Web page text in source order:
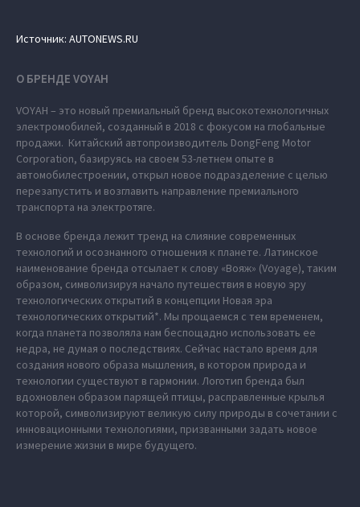
Источник: AUTONEWS.RU
О БРЕНДЕ VOYAH
VOYAH – это новый премиальный бренд высокотехнологичных
электромобилей, созданный в 2018 с фокусом на глобальные
продажи. Китайский автопроизводитель DongFeng Motor
Corporation, базируясь на своем 53-летнем опыте в
автомобилестроении, открыл новое подразделение с целью
перезапустить и возглавить направление премиального
транспорта на электротяге.
В основе бренда лежит тренд на слияние современных
технологий и осознанного отношения к планете. Латинское
наименование бренда отсылает к слову «Вояж» (Voyage), таким
образом, символизируя начало путешествия в новую эру
технологических открытий в концепции Новая эра
технологических открытий*. Мы прощаемся с тем временем,
когда планета позволяла нам беспощадно использовать ее
недра, не думая о последствиях. Сейчас настало время для
создания нового образа мышления, в котором природа и
технологии существуют в гармонии. Логотип бренда был
вдохновлен образом парящей птицы, расправленные крылья
которой, символизируют великую силу природы в сочетании с
инновационными технологиями, призванными задать новое
измерение жизни в мире будущего.